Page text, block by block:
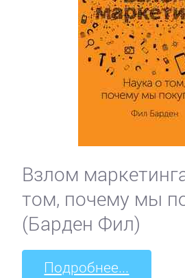
Взлом
том, почему мы
(Барден Фил)
Подробнее...